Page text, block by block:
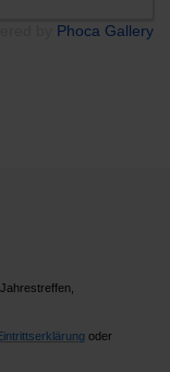
Phoca Gallery
trittserklärung oder